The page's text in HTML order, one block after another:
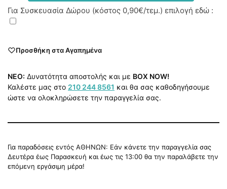
Για Συσκευασία Δώρου (κόστος 0,90€/τεμ.) επιλογή εδώ :
Προσθήκη στα Αγαπημένα
NEO: Δυνατότητα αποστολής και με BOX NOW!
Καλέστε μας στο 210 244 8561 και θα σας καθοδηγήσουμε
ώστε να ολοκληρώσετε την παραγγελία σας.
Για παραδόσεις εντός ΑΘΗΝΩΝ: Εάν κάνετε την παραγγελία σας
Δευτέρα έως Παρασκευή και έως τις 13:00 θα την παραλάβετε την
επόμενη εργάσιμη μέρα!